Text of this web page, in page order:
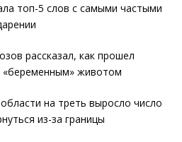
топ-5 слов с самыми частыми
рассказал, как прошел
«беременным» животом
на треть выросло число
из-за границы